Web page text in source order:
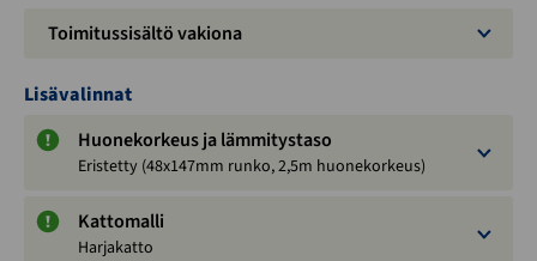
Toimitussisältö vakiona
Lisävalinnat
Huonekorkeus ja lämmitystaso
Eristetty (48x147mm runko, 2,5m huonekorkeus)
Kattomalli
Harjakatto